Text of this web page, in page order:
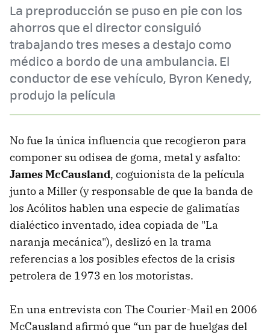
La preproducción se puso en pie con los
ahorros que el director consiguió
trabajando tres meses a destajo como
médico a bordo de una ambulancia. El
conductor de ese vehículo, Byron Kenedy,
produjo la película
No fue la única influencia que recogieron para
componer su odisea de goma, metal y asfalto:
James McCausland, coguionista de la película
junto a Miller (y responsable de que la banda de
los Acólitos hablen una especie de galimatías
dialéctico inventado, idea copiada de "La
naranja mecánica"), deslizó en la trama
referencias a los posibles efectos de la crisis
petrolera de 1973 en los motoristas.
En una entrevista con The Courier-Mail en 2006
McCausland afirmó que “un par de huelgas del